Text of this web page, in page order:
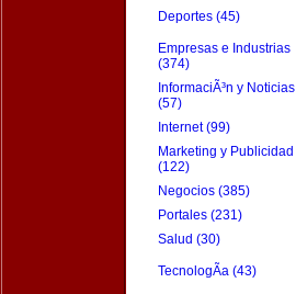
Deportes (45)
Empresas e Industrias
(374)
InformaciÃ³n y Noticias
(57)
Internet (99)
Marketing y Publicidad
(122)
Negocios (385)
Portales (231)
Salud (30)
TecnologÃ­a (43)